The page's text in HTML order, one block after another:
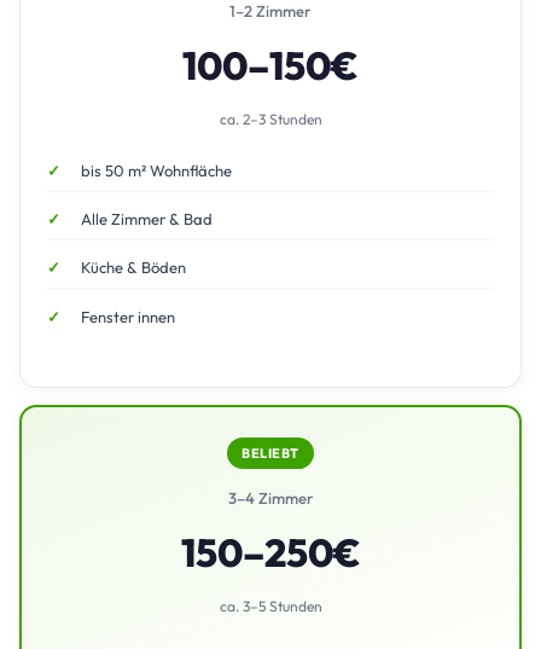
1–2 Zimmer
100–150€
ca. 2–3 Stunden
bis 50 m² Wohnfläche
Alle Zimmer & Bad
Küche & Böden
Fenster innen
BELIEBT
3–4 Zimmer
150–250€
ca. 3–5 Stunden